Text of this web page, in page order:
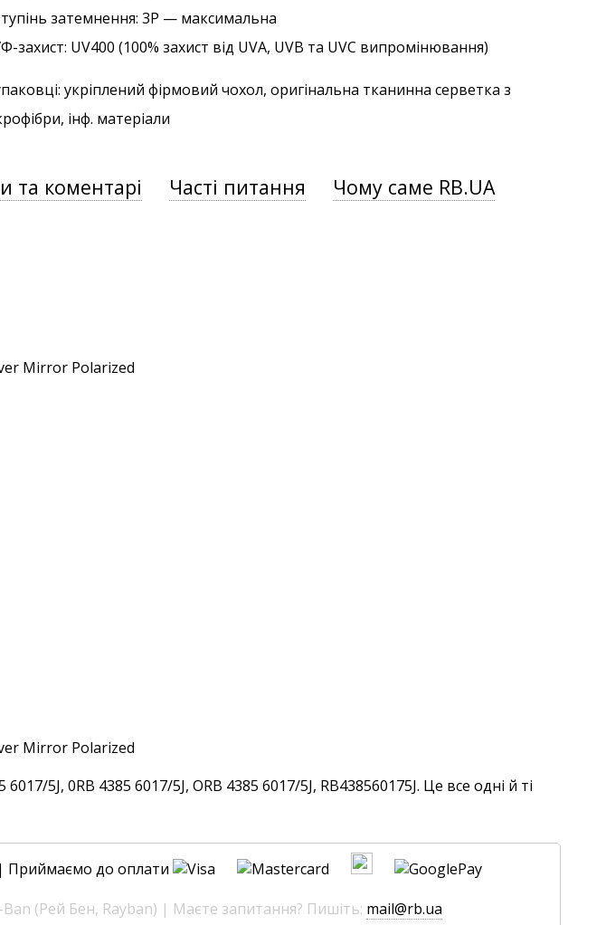
затемнення: 3P — максимальна
захист: UV400 (100% захист від UVA, UVB та UVC випромінювання)
укріплений фірмовий чохол, оригінальна тканинна серветка з
інф. матеріали
та коментарі Часті питання Чому саме RB.UA
5J, 0RB 4385 6017/5J, ORB 4385 6017/5J, RB438560175J. Це все одні й ті
| Приймаємо до оплати
(Рей Бен, Rayban) | Маєте запитання? Пишіть: mail@rb.ua